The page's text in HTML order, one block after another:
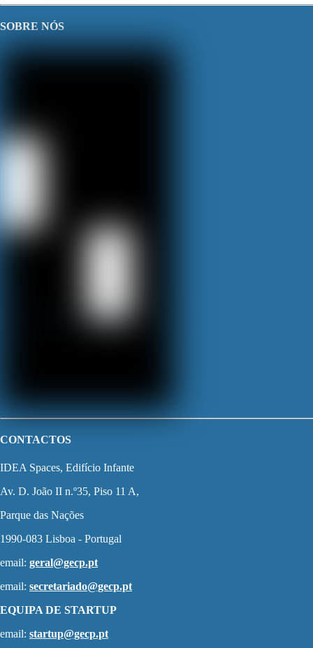
SOBRE NÓS
CONTACTOS
IDEA Spaces, Edifício Infante
Av. D. João II n.º35, Piso 11 A,
Parque das Nações
1990-083 Lisboa - Portugal
email: geral@gecp.pt
email: secretariado@gecp.pt
EQUIPA DE STARTUP
email: startup@gecp.pt